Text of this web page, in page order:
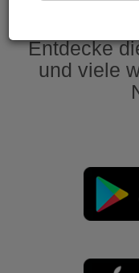
Entdecke
und viele